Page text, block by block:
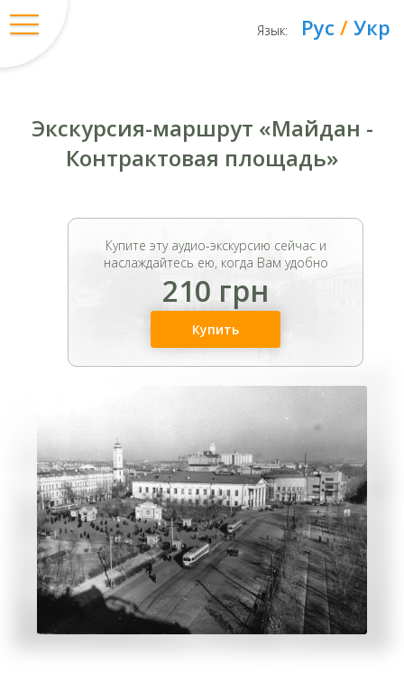
Рус / Укр
Язык:
Экскурсия-маршрут «Майдан -
Контрактовая площадь»
Купите эту аудио-экскурсию сейчас и
наслаждайтесь ею, когда Вам удобно
210 грн
Купить